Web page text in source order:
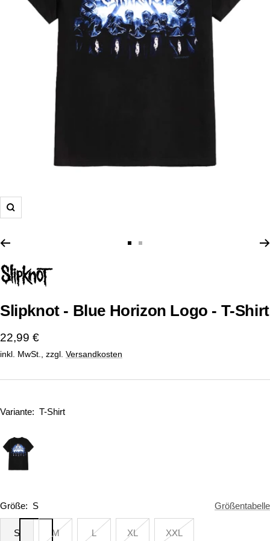
Zoom
Slipknot - Blue Horizon Logo - T-Shirt
Angebotspreis
22,99 €
inkl. MwSt., zzgl. Versandkosten
Variante: T-Shirt
Größe: S Größentabelle
S M L XL XXL